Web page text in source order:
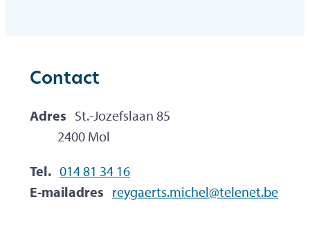
Contact
Adres St.-Jozefslaan 85
,2400 Mol
Tel. 014 81 34 16
E-mailadres reygaerts.michel@telenet.be